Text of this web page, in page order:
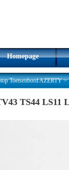
Homepage
Toetsenbord AZERTY>
TS44 LS11